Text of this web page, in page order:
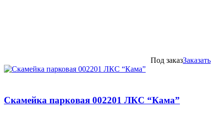
Под заказЗаказать
Скамейка парковая 002201 ЛКС “Кама”